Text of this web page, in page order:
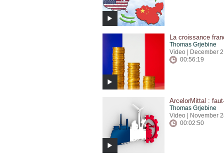
La croissance
Thomas Grjebine
Video | December
00:56:19
ArcelorMittal :
Thomas Grjebine
Video | November
00:02:50